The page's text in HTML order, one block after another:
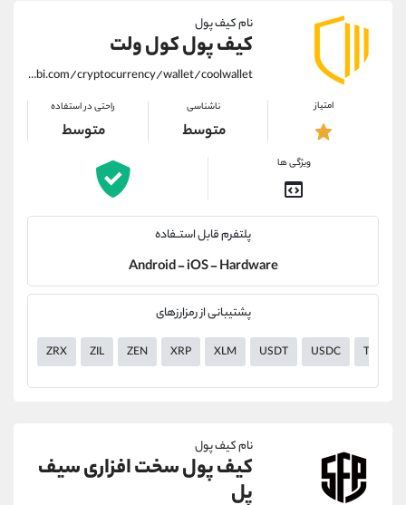
نام کیف پول
کیف پول کول ولت
https://alirezamehrabi.com/cryptocurrency/wallet/coolwallet
امتیاز ناشناسی
متوسط
راحتی در استفاده
متوسط
ویژگی ها
پلتفرم قابل استــفاده
Android - iOS - Hardware
پشتیبانی از رمزارزهای
ZRX ZIL ZEN XRP XLM USDT USDC TUSD
نام کیف پول
کیف پول سخت افزاری سیف
پل